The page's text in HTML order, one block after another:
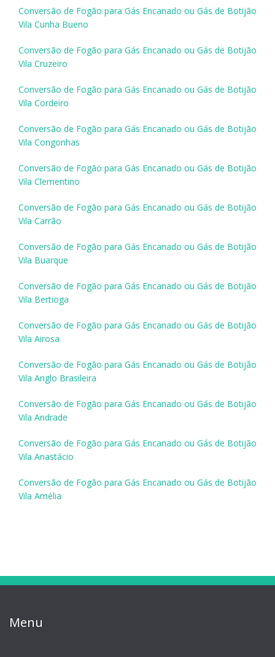
Conversão de Fogão para Gás Encanado ou Gás de Botijão
Vila Cunha Bueno
Conversão de Fogão para Gás Encanado ou Gás de Botijão
Vila Cruzeiro
Conversão de Fogão para Gás Encanado ou Gás de Botijão
Vila Cordeiro
Conversão de Fogão para Gás Encanado ou Gás de Botijão
Vila Congonhas
Conversão de Fogão para Gás Encanado ou Gás de Botijão
Vila Clementino
Conversão de Fogão para Gás Encanado ou Gás de Botijão
Vila Carrão
Conversão de Fogão para Gás Encanado ou Gás de Botijão
Vila Buarque
Conversão de Fogão para Gás Encanado ou Gás de Botijão
Vila Bertioga
Conversão de Fogão para Gás Encanado ou Gás de Botijão
Vila Airosa
Conversão de Fogão para Gás Encanado ou Gás de Botijão
Vila Anglo Brasileira
Conversão de Fogão para Gás Encanado ou Gás de Botijão
Vila Andrade
Conversão de Fogão para Gás Encanado ou Gás de Botijão
Vila Anastácio
Conversão de Fogão para Gás Encanado ou Gás de Botijão
Vila Amélia
Menu